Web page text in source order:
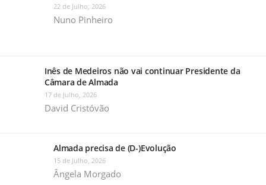
22 de Julho, 2026
Nuno Pinheiro
Inês de Medeiros não vai continuar Presidente da
Câmara de Almada
17 de Julho, 2026
David Cristóvão
Almada precisa de (D-)Evolução
15 de Julho, 2026
Ângela Morgado